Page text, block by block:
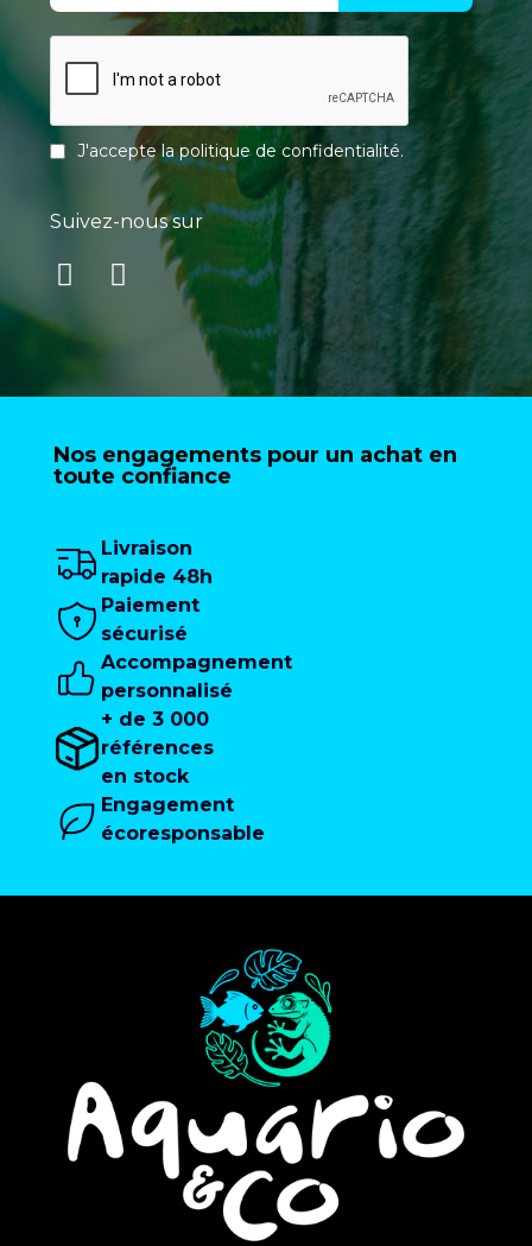
J'accepte lapolitique de confidentialité.
Suivez-nous sur
Nos engagements pour un achat en
toute confiance
Livraison
rapide 48h
Paiement
sécurisé
Accompagnement
personnalisé
+ de 3 000
références
en stock
Engagement
écoresponsable